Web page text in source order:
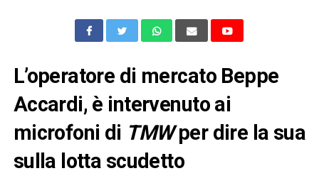
L’operatore di mercato Beppe
Accardi, è intervenuto ai
microfoni di TMWper dire la sua
sulla lotta scudetto